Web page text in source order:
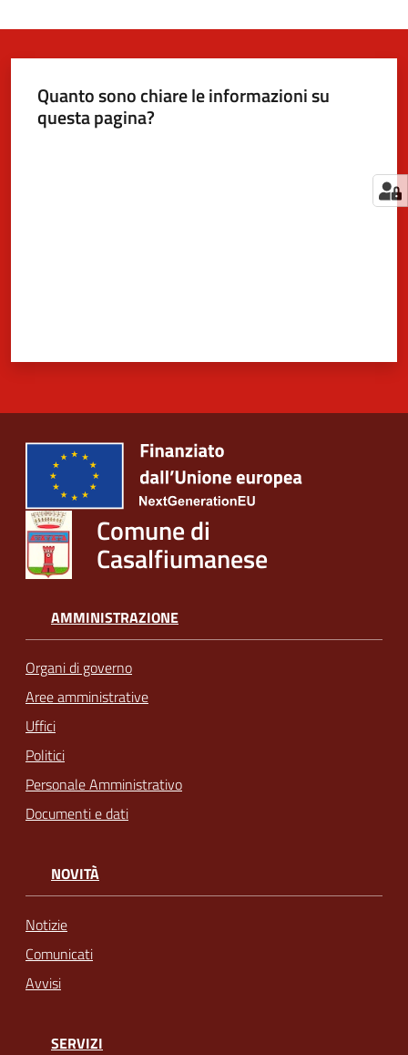
Quanto sono chiare le informazioni su
questa pagina?
Comune di
Casalfiumanese
AMMINISTRAZIONE
Organi di governo
Aree amministrative
Uffici
Politici
Personale Amministrativo
Documenti e dati
NOVITÀ
Notizie
Comunicati
Avvisi
SERVIZI